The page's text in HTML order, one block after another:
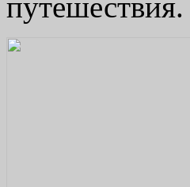
путешествия.